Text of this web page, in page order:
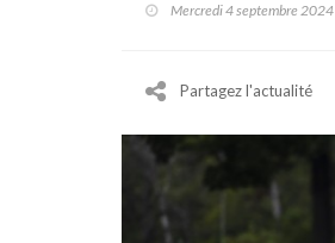
Mercredi 4 septembre 2024
Partagez l'actualité